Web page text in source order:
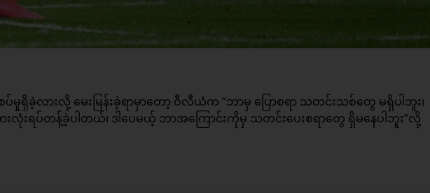
ရှိခဲ့လားလို့ မေးမြန်းခဲ့ရာမှာတော့ ဝီလီယံက “ဘာမှ ပြောစရာ သတင်းသစ်တွေ မရှိပါဘူး၊
းလုံးရပ်တန့်ခဲ့ပါတယ်၊ ဒါပေမယ့် ဘာအကြောင်းကိုမှ သတင်းပေးစရာတွေ ရှိမနေပါဘူး”လို့